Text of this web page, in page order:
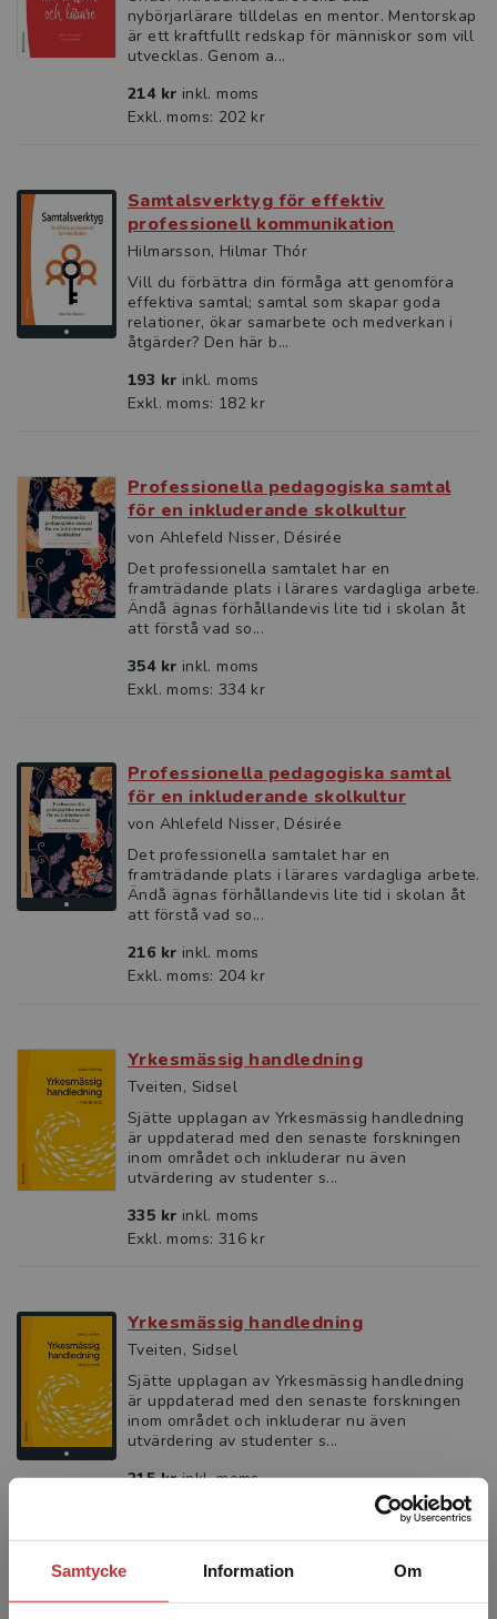
Samtycke Information Om
nybörjarlärare tilldelas en mentor. Mentorskap
är ett kraftfullt redskap för människor som vill
utvecklas. Genom a...
214 kr inkl. moms
Exkl. moms: 202 kr
Samtalsverktyg för effektiv
professionell kommunikation
Hilmarsson, Hilmar Thór
Vill du förbättra din förmåga att genomföra
effektiva samtal; samtal som skapar goda
relationer, ökar samarbete och medverkan i
åtgärder? Den här b...
193 kr inkl. moms
Exkl. moms: 182 kr
Professionella pedagogiska samtal
för en inkluderande skolkultur
von Ahlefeld Nisser, Désirée
Det professionella samtalet har en
framträdande plats i lärares vardagliga arbete.
Ändå ägnas förhållandevis lite tid i skolan åt
att förstå vad so...
354 kr inkl. moms
Exkl. moms: 334 kr
Professionella pedagogiska samtal
för en inkluderande skolkultur
von Ahlefeld Nisser, Désirée
Det professionella samtalet har en
framträdande plats i lärares vardagliga arbete.
Ändå ägnas förhållandevis lite tid i skolan åt
att förstå vad so...
216 kr inkl. moms
Exkl. moms: 204 kr
Yrkesmässig handledning
Tveiten, Sidsel
Sjätte upplagan av Yrkesmässig handledning
är uppdaterad med den senaste forskningen
inom området och inkluderar nu även
utvärdering av studenter s...
335 kr inkl. moms
Exkl. moms: 316 kr
Yrkesmässig handledning
Tveiten, Sidsel
Sjätte upplagan av Yrkesmässig handledning
är uppdaterad med den senaste forskningen
inom området och inkluderar nu även
utvärdering av studenter s...
215 krinkl. moms
lärarstudenters praktiska